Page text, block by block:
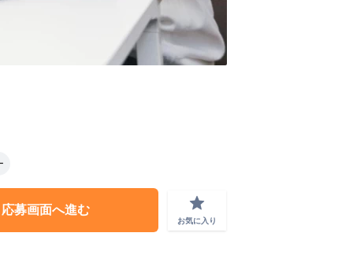
応募画面へ進む grade
お気に入り